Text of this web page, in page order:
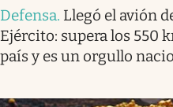
Defensa. Llegó el avión
Ejército: supera los 550
país y es un orgullo